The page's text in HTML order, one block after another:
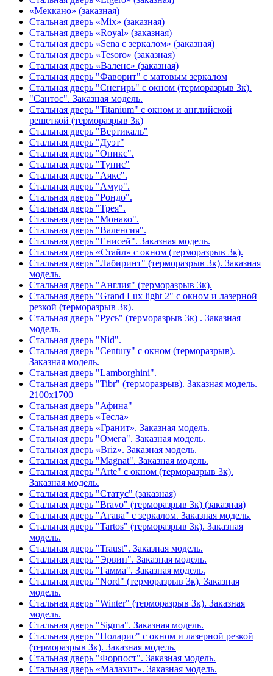
«Меккано» (заказная)
Стальная дверь «Mix» (заказная)
Стальная дверь «Royal» (заказная)
Стальная дверь «Sena с зеркалом» (заказная)
Стальная дверь «Tesoro» (заказная)
Стальная дверь «Валенс» (заказная)
Стальная дверь "Фаворит" с матовым зеркалом
Стальная дверь "Снегирь" с окном (терморазрыв 3к).
"Сантос". Заказная модель.
Стальная дверь "Titanium" с окном и английской
решеткой (терморазрыв 3к)
Стальная дверь "Вертикаль"
Стальная дверь "Дуэт"
Стальная дверь "Оникс".
Стальная дверь "Тунис"
Стальная дверь "Аякс".
Стальная дверь "Амур".
Стальная дверь "Рондо".
Стальная дверь "Трея".
Стальная дверь "Монако".
Стальная дверь "Валенсия".
Стальная дверь "Енисей". Заказная модель.
Стальная дверь «Стайл» с окном (терморазрыв 3к).
Стальная дверь "Лабиринт" (терморазрыв 3к). Заказная
модель.
Стальная дверь "Англия" (терморазрыв 3к).
Стальная дверь "Grand Lux light 2" с окном и лазерной
резкой (терморазрыв 3к).
Стальная дверь "Русь" (терморазрыв 3к) . Заказная
модель.
Стальная дверь "Nid".
Стальная дверь "Century" с окном (терморазрыв).
Заказная модель.
Стальная дверь "Lamborghini".
Стальная дверь "Tibr" (терморазрыв). Заказная модель.
2100х1700
Стальная дверь "Афина"
Стальная дверь «Тесла»
Стальная дверь «Гранит». Заказная модель.
Стальная дверь "Омега". Заказная модель.
Стальная дверь «Briz». Заказная модель.
Стальная дверь "Magnat". Заказная модель.
Стальная дверь "Arte" с окном (терморазрыв 3к).
Заказная модель.
Стальная дверь "Статус" (заказная)
Стальная дверь "Bravo" (терморазрыв 3к) (заказная)
Стальная дверь "Агава" с зеркалом. Заказная модель.
Стальная дверь "Tartos" (терморазрыв 3к). Заказная
модель.
Стальная дверь "Traust". Заказная модель.
Стальная дверь "Эрвин". Заказная модель.
Стальная дверь "Гамма". Заказная модель.
Стальная дверь "Nord" (терморазрыв 3к). Заказная
модель.
Стальная дверь "Winter" (терморазрыв 3к). Заказная
модель.
Стальная дверь "Sigma". Заказная модель.
Стальная дверь "Поларис" с окном и лазерной резкой
(терморазрыв 3к). Заказная модель.
Стальная дверь "Форпост". Заказная модель.
Стальная дверь «Малахит». Заказная модель.